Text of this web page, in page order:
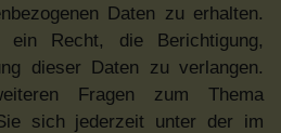
Daten zu erhalten.
ein Recht, die Berichtigung,
dieser Daten zu verlangen.
Fragen zum Thema
sich jederzeit unter der im